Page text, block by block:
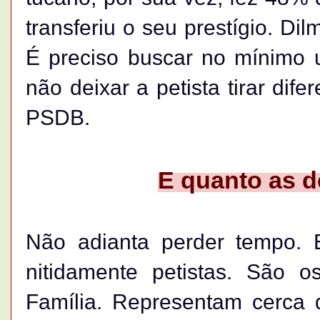
transferiu o seu prestígio.
É preciso buscar no mínimo
não deixar a petista tirar
PSDB.
E quanto as
Não adianta perder tempo.
nitidamente petistas. São
Família. Representam